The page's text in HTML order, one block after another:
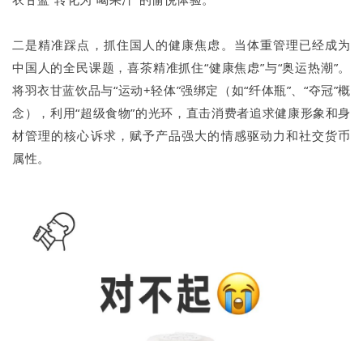
二是精准踩点，抓住国人的健康焦虑。当体重管理已经成为
中国人的全民课题，喜茶精准抓住“健康焦虑”与“奥运热潮”。
将羽衣甘蓝饮品与“运动+轻体”强绑定（如“纤体瓶”、“夺冠”概
念），利用“超级食物”的光环，直击消费者追求健康形象和身
材管理的核心诉求，赋予产品强大的情感驱动力和社交货币
属性。